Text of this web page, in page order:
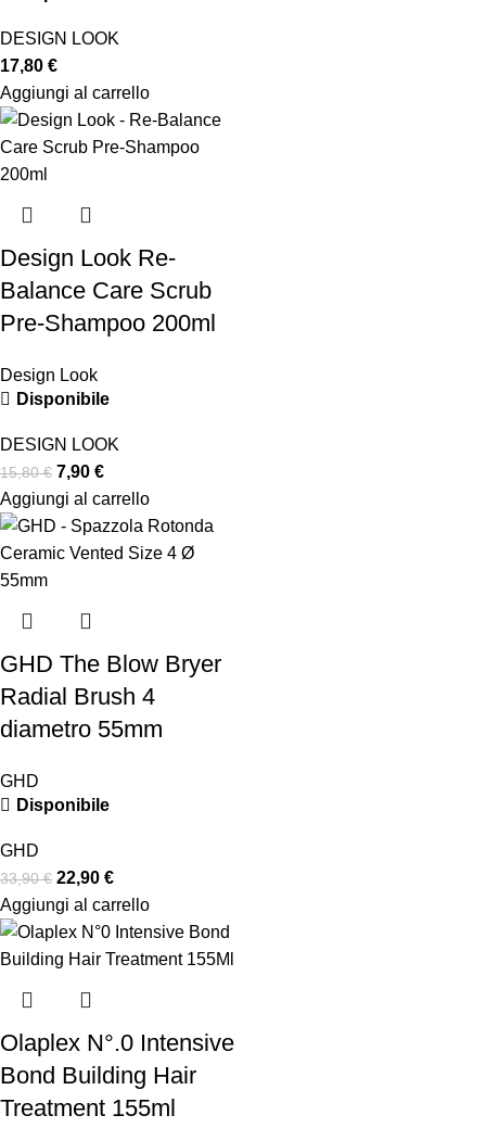
DESIGN LOOK
17,80 €
Aggiungi al carrello
Design Look Re-
Balance Care Scrub
Pre-Shampoo 200ml
Design Look
Disponibile
DESIGN LOOK
15,80€ 7,90 €
Aggiungi al carrello
GHD The Blow Bryer
Radial Brush 4
diametro 55mm
GHD
Disponibile
GHD
33,90€ 22,90 €
Aggiungi al carrello
Olaplex N°.0 Intensive
Bond Building Hair
Treatment 155ml